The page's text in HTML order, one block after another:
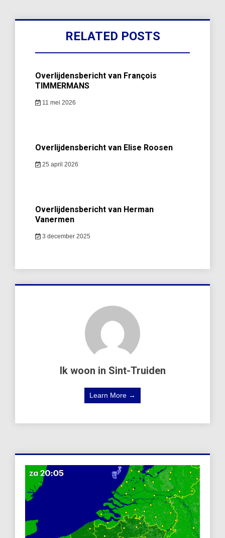
RELATED POSTS
Overlijdensbericht van François
TIMMERMANS
11 mei 2026
Overlijdensbericht van Elise Roosen
25 april 2026
Overlijdensbericht van Herman
Vanermen
3 december 2025
Ik woon in Sint-Truiden
Learn More →